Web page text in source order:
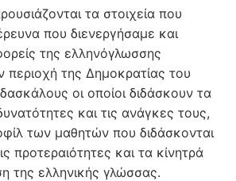
τα στοιχεία που
που διενεργήσαμε και
της ελληνόγλωσσης
περιοχή της Δημοκρατίας του
οι οποίοι διδάσκουν τα
και τις ανάγκες τους,
των μαθητών που διδάσκονται
προτεραιότητες και τα κίνητρά
της ελληνικής γλώσσας.